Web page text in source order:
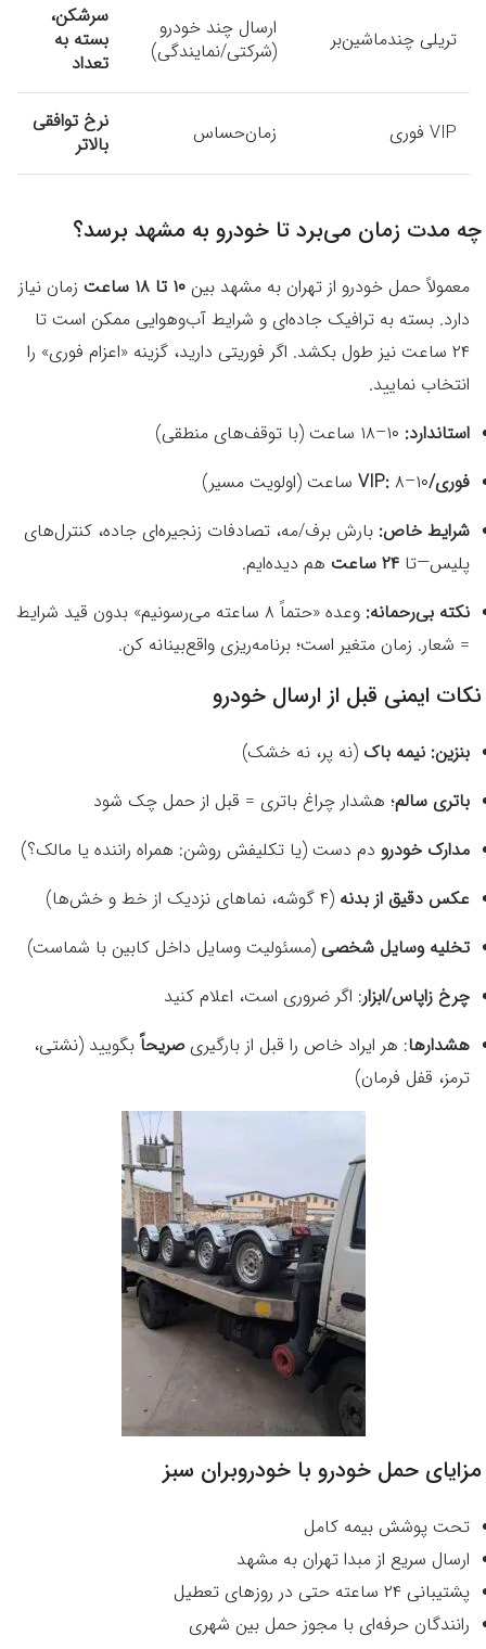
تریلی چندماشین‌بر
ارسال چند خودرو
(شرکتی/نمایندگی)
سرشکن،
بسته به
تعداد
VIP فوری زمان‌حساس
نرخ توافقی
بالاتر
چه مدت زمان می‌برد تا خودرو به مشهد برسد؟
معمولاً حمل خودرو از تهران به مشهد بین ۱۰ تا ۱۸ ساعت
زمان نیاز
دارد. بسته به ترافیک جاده‌ای و شرایط آب‌وهوایی ممکن است تا
۲۴ ساعت نیز طول بکشد. اگر فوریتی دارید، گزینه «اعزام فوری» را
انتخاب نمایید.
استاندارد:
فوری/VIP:۸–۱۰ ساعت (اولویت مسیر)
شرایط خاص: بارش برف/مه، تصادفات زنجیره‌ای جاده، کنترل‌های
پلیس—تا ۲۴ ساعت
هم دیده‌ایم.
نکته بی‌رحمانه:
وعده «حتماً ۸ ساعته می‌رسونیم» بدون قید شرایط
= شعار. زمان متغیر است؛ برنامه‌ریزی واقع‌بینانه کن.
نکات ایمنی قبل از ارسال خودرو
بنزین: نیمه باک (نه پر، نه خشک)
باتری سالم؛ هشدار چراغ باتری = قبل از حمل چک شود
مدارک خودرو دم دست (یا تکلیفش روشن: همراه راننده یا مالک؟)
عکس دقیق از بدنه (۴ گوشه، نماهای نزدیک از خط و خش‌ها)
تخلیه وسایل شخصی (مسئولیت وسایل داخل کابین با شماست)
چرخ زاپاس/ابزار: اگر ضروری است، اعلام کنید
هشدارها: هر ایراد خاص را قبل از بارگیریصریحاً بگویید (نشتی،
ترمز، قفل فرمان)
مزایای حمل خودرو با خودروبران سبز
تحت پوشش بیمه کامل
ارسال سریع از مبدا تهران به مشهد
پشتیبانی ۲۴ ساعته حتی در روزهای تعطیل
رانندگان حرفه‌ای با مجوز حمل بین شهری